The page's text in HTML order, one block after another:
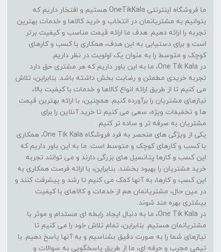
ما فروشگاه اینترنتی OneTikKala هستیم و افتخار داریم که
بتوانیم به مشتریانمان در انتخاب و خرید کالاها و خدمات بهترین
تجربه را ارائه دهیم. هدف ما ارائه قیمت مناسب و کیفیت برتر
است و برای دستیابی به این هدف، همکاری با کسب و کارهای
کوچک و متوسط را به عنوان یک اولویت در نظر داریم.
در One Tik Kala، ما به این باور داریم که هر مشتری حق دارد
تجربه خریدی مطمئن و رضایت بخش داشته باشد. بنابراین، تلاش
می کنیم تا از طریق ارائه انواع کالاها و خدمات با کیفیت بالا،
نیازهای مشتریان را برآورده کنیم. همچنین، با ارائه بهترین قیمت
ها و تخفیفات ویژه، سعی می کنیم تا خرید آنلاین را برای
مشتریان به صرفه تر و ساده تر کنیم.
یکی از ویژگی های منحصر به فرد فروشگاه One Tik Kala، همکاری
با کسب و کارهای کوچک و متوسط است. ما به این باور داریم که
این کسب و کارها پتانسیل های بزرگی دارند و می توانند تجربه
خرید مشتریان را بهبود بخشند. بنابراین، با ارائه فرصت همکاری به
این کسب و کارها، به آنها کمک می کنیم تا رشد و پیشرفت کنند و
در عین حال، مشتریانمان هم از خدمات و کالاهای با کیفیت
بیشتری بهره مند شوند.
در One Tik Kala، ما به دنبال ایجاد رابطه ای مستدام و موثر با
مشتریانمان هستیم. بنابراین، تمام تلاش خود را می کنیم تا
نیازهای شما را به صورت دقیق بشناسیم و به آنها پاسخ دهیم. با
تیمی مجرب و حرفه ای، ما از طریق پاسخگویی به سوالات و